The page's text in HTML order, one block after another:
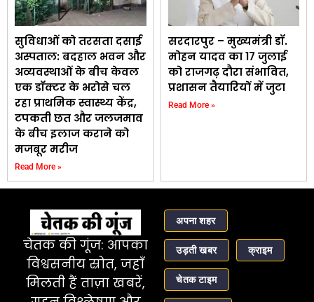
सुविधाओं को तरसता दसाई
अस्पताल: बदहाल भवन और
अव्यवस्थाओं के बीच केवल
एक डॉक्टर के भरोसे चल
रहा प्राथमिक स्वास्थ्य केंद्र,
टपकती छत और जलजमाव
के बीच इलाज कराने को
मजबूर मरीज
Read More »
सरदारपुर – मुख्यमंत्री डॉ.
मोहन यादव का 17 जुलाई
को राजगढ़ दौरा संभावित,
प्रशासन तैयारियों में जुटा
Read More »
चेतक की गूंज: आपका
विश्वसनीय स्रोत, जहाँ
मिलती हैं ताज़ा खबरें,
अपना शहर
उड़ती खबर क्राइम
चेतक टाइम